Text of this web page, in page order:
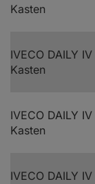
Kasten
IVECO DAILY IV
Kasten
IVECO DAILY IV
Kasten
IVECO DAILY IV